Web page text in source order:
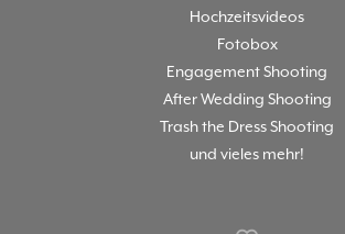
Hochzeitsvideos
Fotobox
Engagement Shooting
After Wedding Shooting
Trash the Dress Shooting
und vieles mehr!